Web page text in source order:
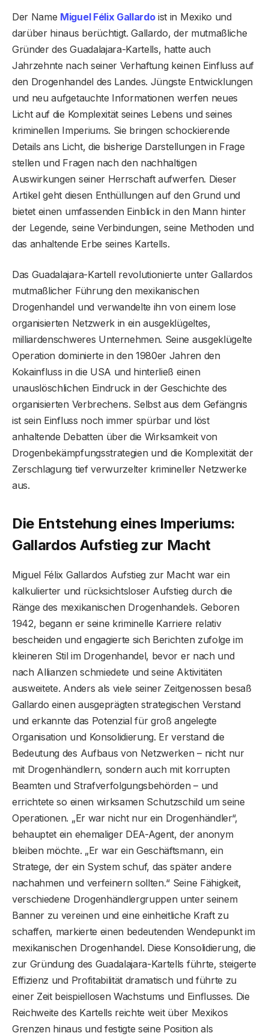
Der Name Miguel Félix Gallardoist in Mexiko und
darüber hinaus berüchtigt. Gallardo, der mutmaßliche
Gründer des Guadalajara-Kartells, hatte auch
Jahrzehnte nach seiner Verhaftung keinen Einfluss auf
den Drogenhandel des Landes. Jüngste Entwicklungen
und neu aufgetauchte Informationen werfen neues
Licht auf die Komplexität seines Lebens und seines
kriminellen Imperiums. Sie bringen schockierende
Details ans Licht, die bisherige Darstellungen in Frage
stellen und Fragen nach den nachhaltigen
Auswirkungen seiner Herrschaft aufwerfen. Dieser
Artikel geht diesen Enthüllungen auf den Grund und
bietet einen umfassenden Einblick in den Mann hinter
der Legende, seine Verbindungen, seine Methoden und
das anhaltende Erbe seines Kartells.
Das Guadalajara-Kartell revolutionierte unter Gallardos
mutmaßlicher Führung den mexikanischen
Drogenhandel und verwandelte ihn von einem lose
organisierten Netzwerk in ein ausgeklügeltes,
milliardenschweres Unternehmen. Seine ausgeklügelte
Operation dominierte in den 1980er Jahren den
Kokainfluss in die USA und hinterließ einen
unauslöschlichen Eindruck in der Geschichte des
organisierten Verbrechens. Selbst aus dem Gefängnis
ist sein Einfluss noch immer spürbar und löst
anhaltende Debatten über die Wirksamkeit von
Drogenbekämpfungsstrategien und die Komplexität der
Zerschlagung tief verwurzelter krimineller Netzwerke
aus.
Die Entstehung eines Imperiums:
Gallardos Aufstieg zur Macht
Miguel Félix Gallardos Aufstieg zur Macht war ein
kalkulierter und rücksichtsloser Aufstieg durch die
Ränge des mexikanischen Drogenhandels. Geboren
1942, begann er seine kriminelle Karriere relativ
bescheiden und engagierte sich Berichten zufolge im
kleineren Stil im Drogenhandel, bevor er nach und
nach Allianzen schmiedete und seine Aktivitäten
ausweitete. Anders als viele seiner Zeitgenossen besaß
Gallardo einen ausgeprägten strategischen Verstand
und erkannte das Potenzial für groß angelegte
Organisation und Konsolidierung. Er verstand die
Bedeutung des Aufbaus von Netzwerken – nicht nur
mit Drogenhändlern, sondern auch mit korrupten
Beamten und Strafverfolgungsbehörden – und
errichtete so einen wirksamen Schutzschild um seine
Operationen. „Er war nicht nur ein Drogenhändler“,
behauptet ein ehemaliger DEA-Agent, der anonym
bleiben möchte. „Er war ein Geschäftsmann, ein
Stratege, der ein System schuf, das später andere
nachahmen und verfeinern sollten.“ Seine Fähigkeit,
verschiedene Drogenhändlergruppen unter seinem
Banner zu vereinen und eine einheitliche Kraft zu
schaffen, markierte einen bedeutenden Wendepunkt im
mexikanischen Drogenhandel. Diese Konsolidierung, die
zur Gründung des Guadalajara-Kartells führte, steigerte
Effizienz und Profitabilität dramatisch und führte zu
einer Zeit beispiellosen Wachstums und Einflusses. Die
Reichweite des Kartells reichte weit über Mexikos
Grenzen hinaus und festigte seine Position als